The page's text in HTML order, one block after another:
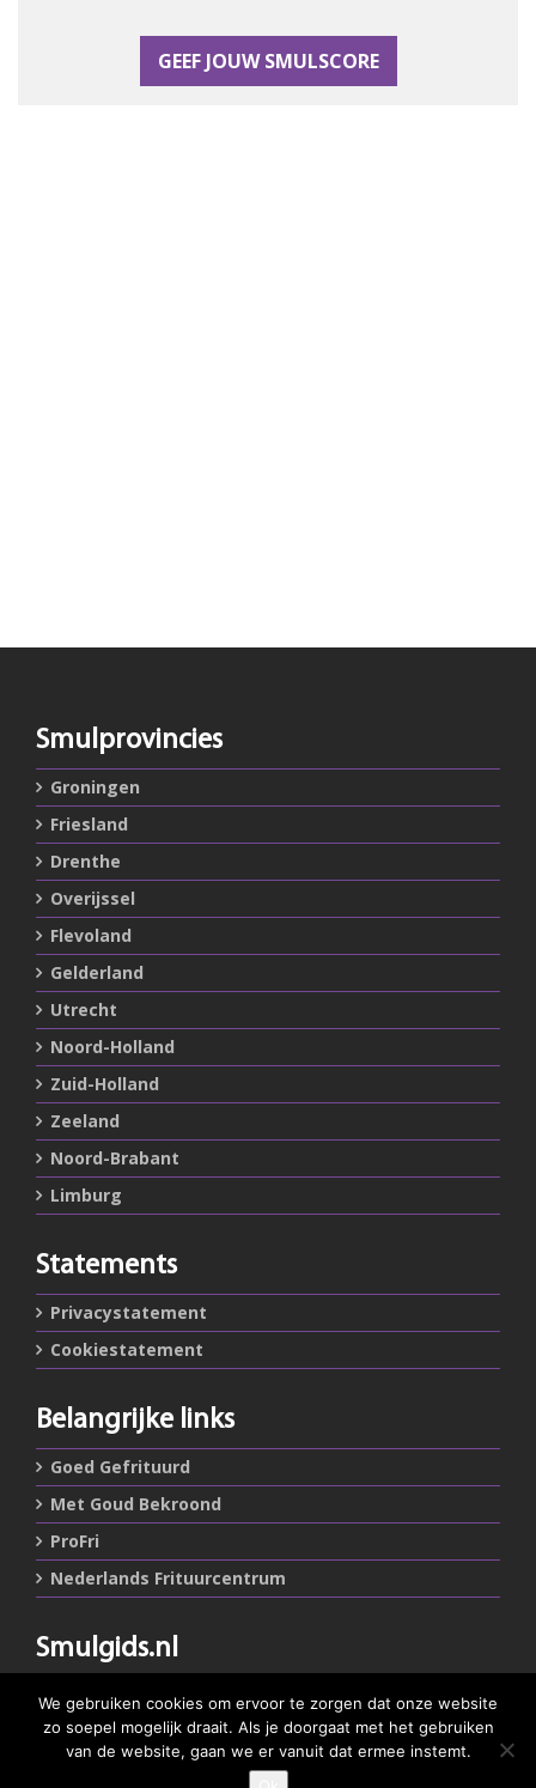
GEEF JOUW SMULSCORE
Smulprovincies
Groningen
Friesland
Drenthe
Overijssel
Flevoland
Gelderland
Utrecht
Noord-Holland
Zuid-Holland
Zeeland
Noord-Brabant
Limburg
Statements
Privacystatement
Cookiestatement
Belangrijke links
Goed Gefrituurd
Met Goud Bekroond
ProFri
Nederlands Frituurcentrum
Smulgids.nl
Blaarthemseweg 72
5502 JW Veldhoven
We gebruiken cookies om ervoor te zorgen dat onze website
zo soepel mogelijk draait. Als je doorgaat met het gebruiken
van de website, gaan we er vanuit dat ermee instemt.